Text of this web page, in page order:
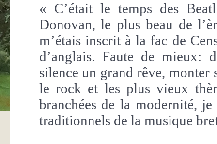
« C’était le temps des
Donovan, le plus beau de
m’étais inscrit à la fac de
d’anglais. Faute de mieux:
silence un grand rêve, monter
le rock et les plus vieux
branchées de la modernité,
traditionnels de la musique